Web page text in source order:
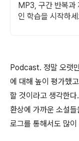
MP3, 구간 반복과
인 학습을 시작하
Podcast. 정말 오랫
에 대해 높이 평가했
할 것이라고 생각한
환상에 가까운 소설
로그를 통해서도 많이